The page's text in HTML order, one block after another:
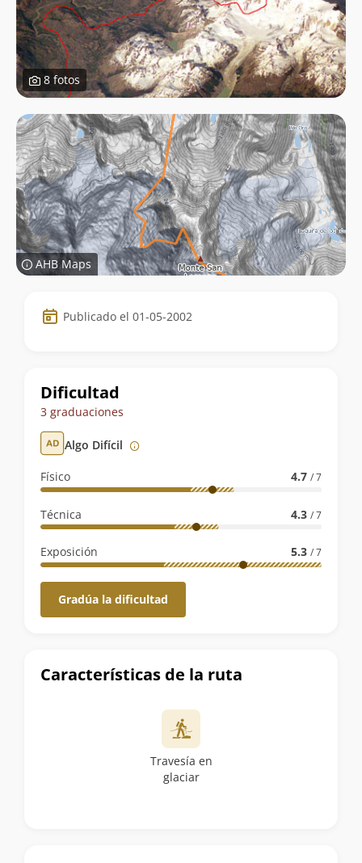
8 fotos
AHB Maps
Datos
de
ruta
Publicado el 01-05-2002
Dificultad
3 graduaciones
Algo Difícil
Físico 4.7 / 7
Técnica 4.3 / 7
Exposición 5.3 / 7
Gradúa la dificultad
Características de la ruta
Travesía en
glaciar